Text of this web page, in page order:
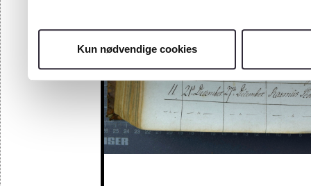
Kun nødvendige cookies